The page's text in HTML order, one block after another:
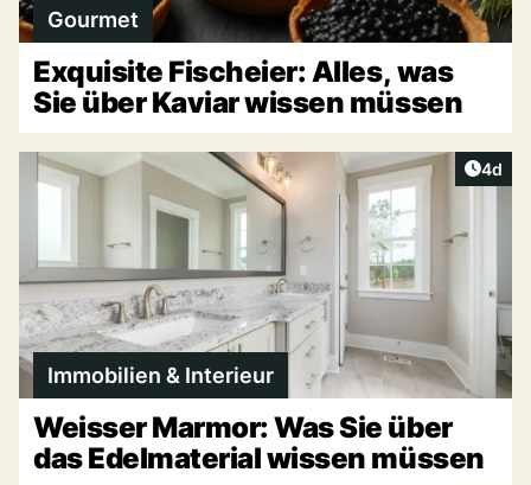
Gourmet
Exquisite Fischeier: Alles, was
Sie über Kaviar wissen müssen
4d
Immobilien & Interieur
Weisser Marmor: Was Sie über
das Edelmaterial wissen müssen